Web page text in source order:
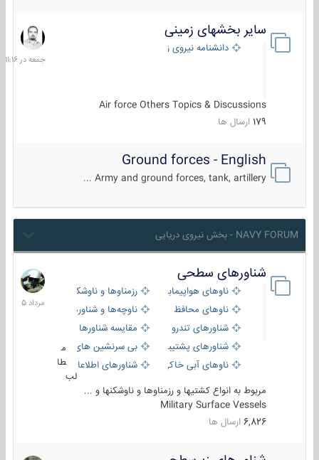
سایر بخشهای زمینی
دانشنامه نیروی زمینی
Air force Others Topics & Discussions
179 ارسال ها
جمعه
در
11:16
Ground forces - English
Army and ground forces, tank, artillery ...
NAVY FORUM - بخش نیروی دریایی
شناورهای سطحی
ناوهای هواپیمابر و بالگرد بررزمناوها و ناوشکن‌ها
ناوهای محافظ
ناوچه‌ها و شناورهای گشتی
شناورهای تندرو
مقایسه شناورها
شناورهای پشتیبانی
بی سرنشین های دریایی
ناوهای آبی خاکی و نیروبرشناورهای اطلاعاتی و جاسوسی
طا
لب
مربوط به انواع کشتیها و رزمناوها و ناوشکنها و ...
Military Surface Vessels
6,826 ارسال ها
2
مرداد
1405